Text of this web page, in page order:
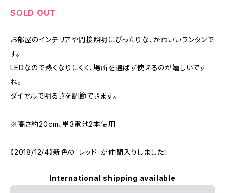
SOLD OUT
お部屋のインテリアや間接照明にぴったりな、かわいいランタンで
す。
LEDなので熱くなりにくく、場所を選ばず使えるのが嬉しいです
ね。
ダイヤルで明るさを調節できます。
※高さ約20cm、単3電池2本使用
【2018/12/4】新色の「レッド」が仲間入りしました！
International shipping available